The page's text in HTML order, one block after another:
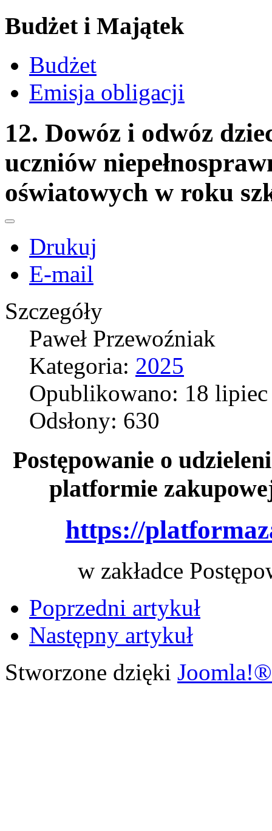
Budżet i Majątek
Budżet
Emisja obligacji
12. Dowóz i odwóz
uczniów
oświatowych w roku
Drukuj
E-mail
Szczegóły
Paweł Przewoźniak
Kategoria: 2025
Opublikowano: 18
Odsłony: 630
Postępowanie o
platformie
https://
w zakładce
Poprzedni artykuł
Następny artykuł
Stworzone dzięki Joomla!®